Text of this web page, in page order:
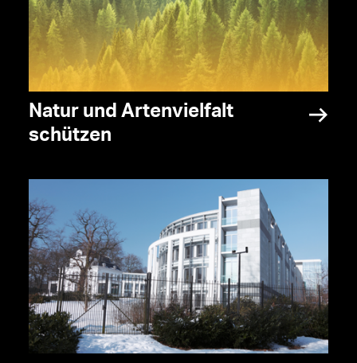
Natur und Artenvielfalt
schützen